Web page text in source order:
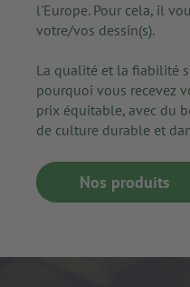
l'Europe. Pour cela, il
votre/vos dessin(s).
La qualité et la fiabilité
pourquoi vous recevez
prix équitable, avec du
de culture durable et
Nos produits